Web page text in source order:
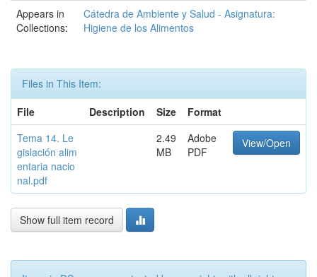
Appears in
Collections:
Cátedra de Ambiente y Salud - Asignatura:
Higiene de los Alimentos
Files in This Item:
File
Description Size
Format
Tema 14. Le
gislación alim
entaria nacio
nal.pdf
2.49
MB
Adobe
PDF
View/Open
Show full item record